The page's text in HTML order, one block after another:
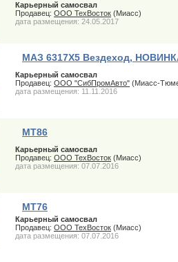
Карьерный самосвал
Продавец: ООО ТехВосток (Миасс)
дата размещения: 24.05.2017
МАЗ 6317X5 Вездеход,
Карьерный самосвал
Продавец: ООО "СибПромАвто" (Миасс-
дата размещения: 11.11.2016
MT86
Карьерный самосвал
Продавец: ООО ТехВосток (Миасс)
дата размещения: 07.07.2016
MT76
Карьерный самосвал
Продавец: ООО ТехВосток (Миасс)
дата размещения: 07.07.2016